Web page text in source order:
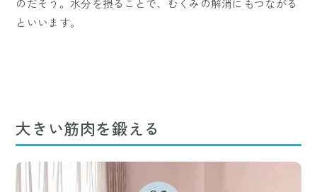
のだそう。水分を摂ることで、むくみの解消にもつながる
といいます。
大きい筋肉を鍛える